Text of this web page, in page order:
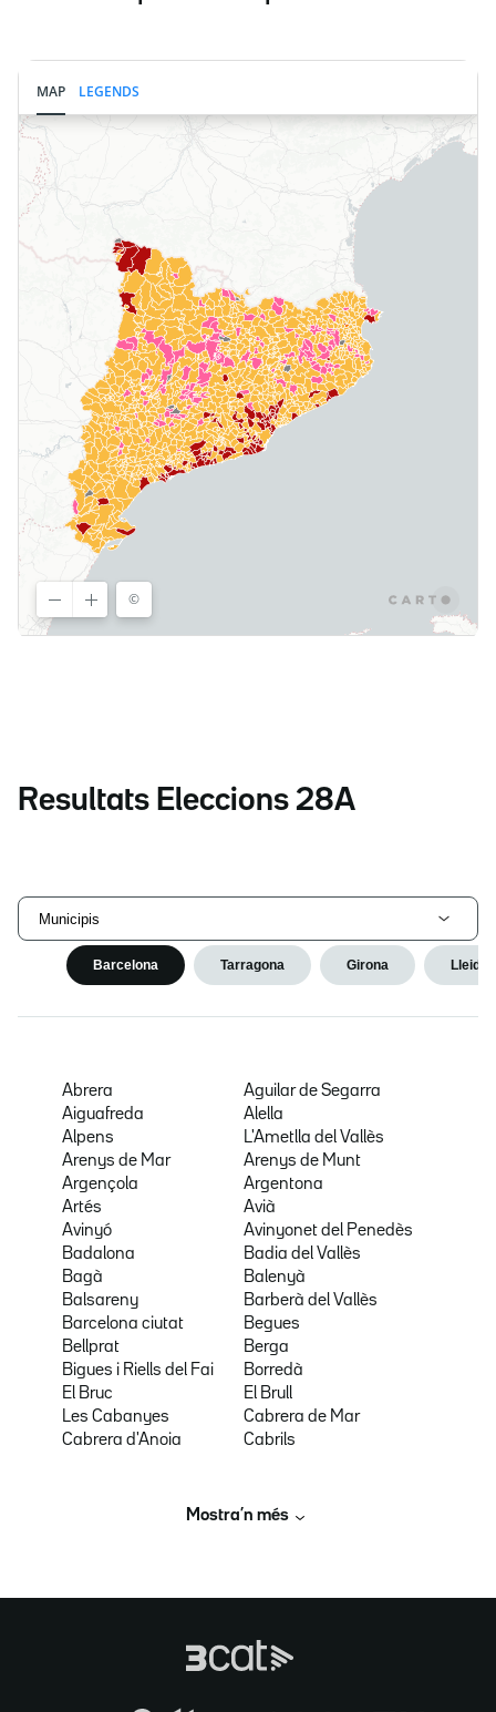
Resultats Eleccions 28A
Municipis
Barcelona Tarragona Girona Lleida
Abrera
Aguilar de Segarra
Aiguafreda
Alella
Alpens
L'Ametlla del Vallès
Arenys de Mar
Arenys de Munt
Argençola
Argentona
Artés
Avià
Avinyó
Avinyonet del Penedès
Badalona
Badia del Vallès
Bagà
Balenyà
Balsareny
Barberà del Vallès
Barcelona ciutat
Begues
Bellprat
Berga
Bigues i Riells del Fai
Borredà
El Bruc
El Brull
Les Cabanyes
Cabrera de Mar
Cabrera d'Anoia
Cabrils
Mostra’n més